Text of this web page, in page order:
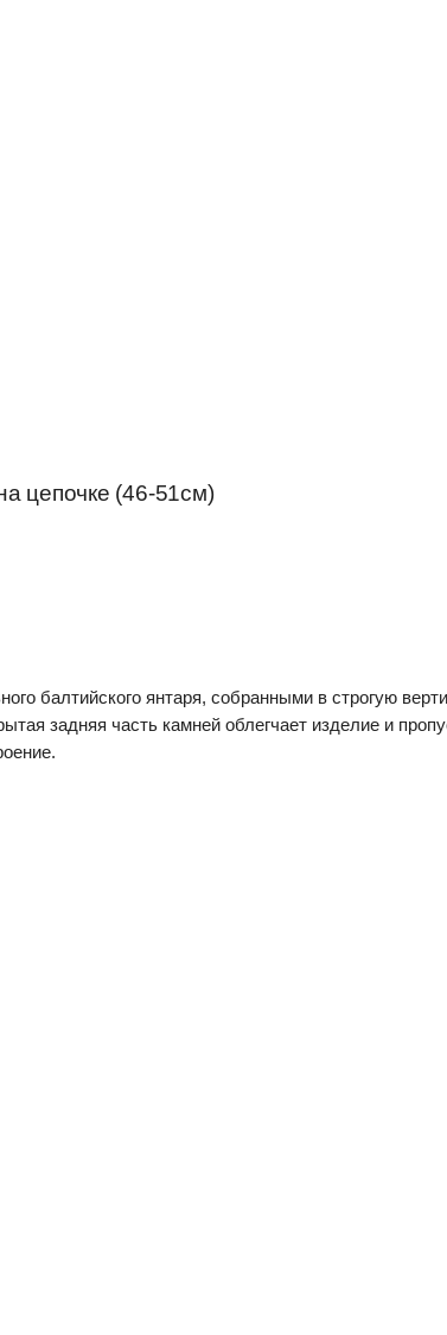
цепочке (46-51см)
балтийского янтаря, собранными в строгую
задняя часть камней облегчает изделие и